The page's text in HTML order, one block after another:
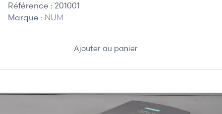
Référence : 201001
Marque : NUM
Ajouter au panier